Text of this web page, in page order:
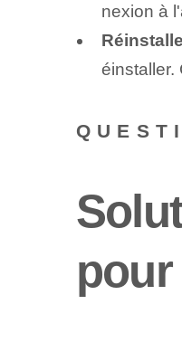
nexion à
éinstaller.